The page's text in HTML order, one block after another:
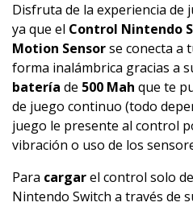
Disfruta de la experiencia de
ya que el Control Nintendo
Motion Sensorse conecta a
forma inalámbrica gracias a
batería de 500 Mah que te
de juego continuo (todo
juego le presente al control
vibración o uso de los
Para cargarel control solo
Nintendo Switch a través de